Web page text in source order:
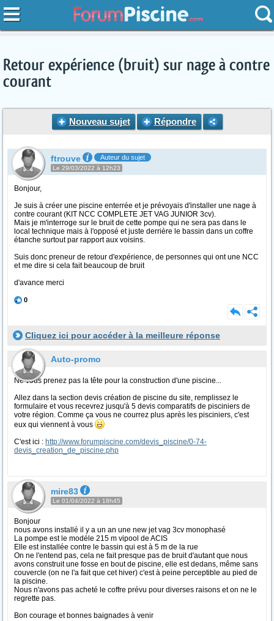
Retour expérience (bruit) sur nage à contre
courant
Nouveau sujet Répondre
ftrouve Auteur du sujet
Le 29/03/2022 à 12h23
Bonjour,
Je suis à créer une piscine enterrée et je prévoyais d'installer une nage à
contre courant (KIT NCC COMPLETE JET VAG JUNIOR 3cv).
Mais je m'interroge sur le bruit de cette pompe qui ne sera pas dans le
local technique mais à l'opposé et juste derrière le bassin dans un coffre
étanche surtout par rapport aux voisins.
Suis donc preneur de retour d'expérience, de personnes qui ont une NCC
et me dire si cela fait beaucoup de bruit
d'avance merci
0
Cliquez ici pour accéder à la meilleure réponse
Auto-promo
Ne vous prenez pas la tête pour la construction d'une piscine...
Allez dans la section devis création de piscine du site, remplissez le
formulaire et vous recevrez jusqu'à 5 devis comparatifs de pisciniers de
votre région. Comme ça vous ne courrez plus après les pisciniers, c'est
eux qui viennent à vous
C'est ici : http://www.forumpiscine.com/devis_piscine/0-74-
devis_creation_de_piscine.php
mire83
Le 01/04/2022 à 18h45
Bonjour
nous avons installé il y a un an une new jet vag 3cv monophasé
La pompe est le modéle 215 m vipool de ACIS
Elle est installée contre le bassin qui est à 5 m de la rue
On ne l'entend pas, cela ne fait presque pas de bruit d'autant que nous
avons construit une fosse en bout de piscine, elle est dedans, même sans
couvercle (on ne l'a fait que cet hiver) c'est à peine perceptible au pied de
la piscine.
Nous n'avons pas acheté le coffre prévu pour diverses raisons et on ne le
regrette pas.
Bon courage et bonnes baignades à venir